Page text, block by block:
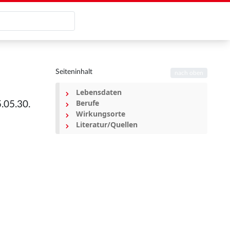
Seiteninhalt
Lebensdaten
Berufe
Wirkungsorte
Literatur/Quellen